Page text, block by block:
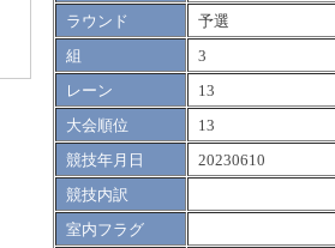
ラウンド
予選
組
3
レーン
13
大会順位
13
競技年月日
20230610
競技内訳
室内フラグ